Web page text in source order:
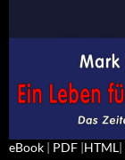
eBook | PDF |HTML|